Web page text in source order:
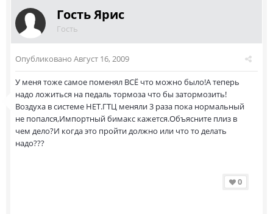
Гость Ярис
Гость
Опубликовано Август 16, 2009
У меня тоже самое поменял ВСЁ что можно было!А теперь
надо ложиться на педаль тормоза что бы затормозить!
Воздуха в системе НЕТ.ГТЦ меняли 3 раза пока нормальный
не попался,Импортный бимакс кажется.Объясните плиз в
чем дело?И когда это пройти должно или что то делать
надо???
0